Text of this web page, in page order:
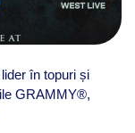
în topuri și
GRAMMY®,